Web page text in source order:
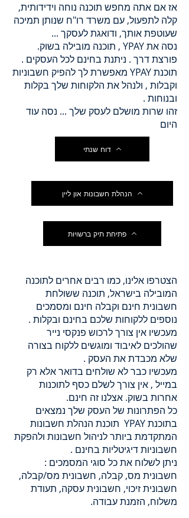
אז אם אתה מחפש תוכנה נוחה וידידותית,
קלה לתפעול, עם משרד רו"ח שנותן תמיכה
שעוטפת אותך, ודואגת לעסקך ...
נסה את YPAY , תוכנה מובילה בשוק.
פורצת דרך . ניתנת בחינם לכל העסקים .
תוכנת YPAY מאפשרת לך להפיק חשבוניות
וקבלות , ולנהל את הלקוחות שלך בקלות
ובנוחות .
זהו שרות מושלם לעסק שלך ... נסה עוד
היום
הצטרפו אלינו, כמו רבים אחרים לתוכנה
המובילה בישראל, תוכנה ששולחת
חשבונית חינם וקבלה חינם ומסמכים
נוספים ללקוחות שלכם בחינם ובקלות .
מעכשיו אין צורך לרכוש פנקסי נייר
שהולכים לאיבוד ומוגשים ללקוח בצורה
שלא מכבדת את העסק .
מעכשיו כבר לא שולחים בדואר אלא רק
במייל , אין צורך לשלם כסף לתוכנות
אחרות בשוק. אצלנו זה חינם.
כל הפתרונות של העסק שלך נמצאים
בתוכנת YPAY תוכנת הנהלת חשבונות
המתקדמת ביותר לניהול חשבונות ולהפקת
חשבוניות דיגיטליות בחינם .
ניתן לשלוח את כל סוגי המסמכים :
חשבונית מס, קבלה, חשבונית מס/קבלה,
חשבונית זיכוי, חשבונית עסקה, תעודת
משלוח, הזמנת עבודה.
פתיחת תיק ברשויות
הנהלת חשבונות און ליין
דוח שנתי